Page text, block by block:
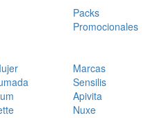
Packs
Promocionales
Marcas
Sensilis
Apivita
Nuxe